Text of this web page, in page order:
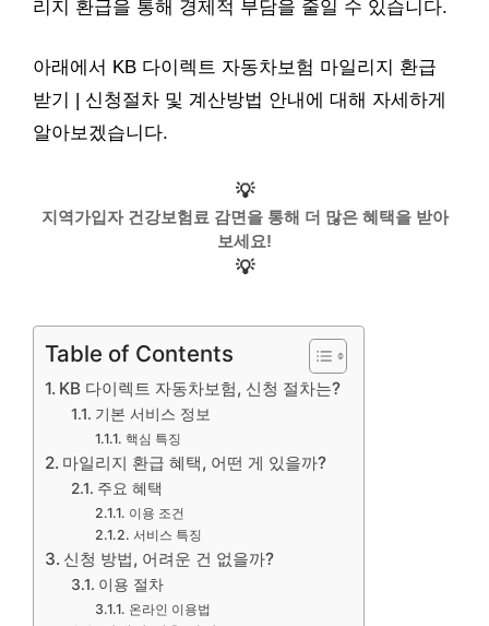
리지 환급을 통해 경제적 부담을 줄일 수 있습니다.
아래에서 KB 다이렉트 자동차보험 마일리지 환급
받기 | 신청절차 및 계산방법 안내에 대해 자세하게
알아보겠습니다.
💡
지역가입자 건강보험료 감면을 통해 더 많은 혜택을 받아
보세요!
💡
Table of Contents
KB 다이렉트 자동차보험, 신청 절차는?
기본 서비스 정보
핵심 특징
마일리지 환급 혜택, 어떤 게 있을까?
주요 혜택
이용 조건
서비스 특징
신청 방법, 어려운 건 없을까?
이용 절차
온라인 이용법